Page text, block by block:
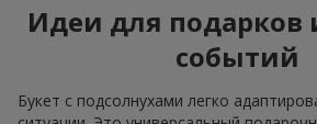
Идеи для
событий
Букет с подсолнухами легко